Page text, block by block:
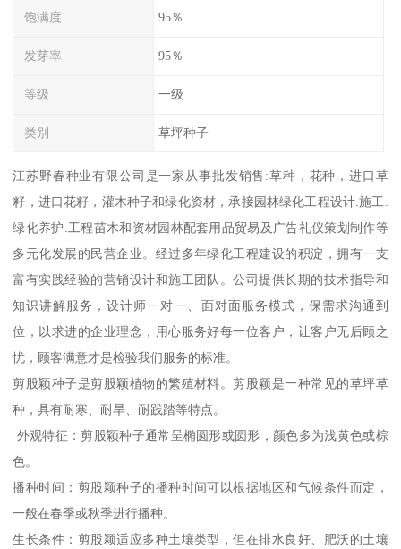
饱满度 95％
发芽率 95％
等级 一级
类别 草坪种子
江苏野春种业有限公司是一家从事批发销售:草种，花种，进口草
籽，进口花籽，灌木种子和绿化资材，承接园林绿化工程设计.施工.
绿化养护.工程苗木和资材园林配套用品贸易及广告礼仪策划制作等
多元化发展的民营企业。经过多年绿化工程建设的积淀，拥有一支
富有实践经验的营销设计和施工团队。公司提供长期的技术指导和
知识讲解服务，设计师一对一、面对面服务模式，保需求沟通到
位，以求进的企业理念，用心服务好每一位客户，让客户无后顾之
忧，顾客满意才是检验我们服务的标准。
剪股颖种子是剪股颖植物的繁殖材料。剪股颖是一种常见的草坪草
种，具有耐寒、耐旱、耐践踏等特点。
外观特征：剪股颖种子通常呈椭圆形或圆形，颜色多为浅黄色或棕
色。
播种时间：剪股颖种子的播种时间可以根据地区和气候条件而定，
一般在春季或秋季进行播种。
生长条件：剪股颖适应多种土壤类型，但在排水良好、肥沃的土壤